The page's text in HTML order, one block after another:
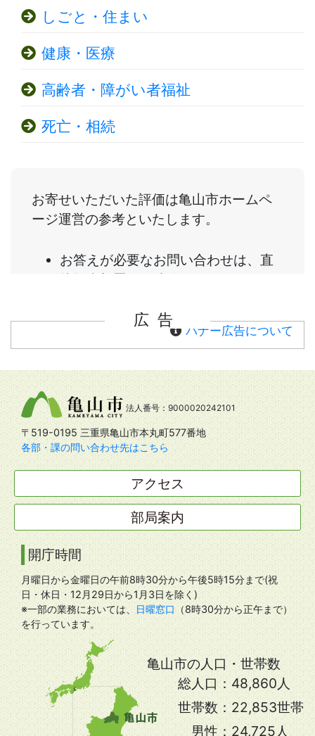
しごと・住まい
健康・医療
高齢者・障がい者福祉
死亡・相続
広告
バナー広告について
法人番号：9000020242101
〒519-0195 三重県亀山市本丸町577番地
各部・課の問い合わせ先はこちら
アクセス
部局案内
開庁時間
月曜日から金曜日の午前8時30分から午後5時15分まで(祝
日・休日・12月29日から1月3日を除く)
※一部の業務においては、
日曜窓口
（8時30分から正午まで）
を行っています。
亀山市の人口・世帯数
総人口： 48,860人
世帯数： 22,853世帯
男性： 24,725人